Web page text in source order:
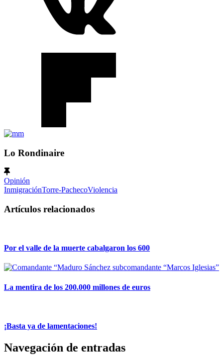
Lo Rondinaire
Opinión
InmigraciónTorre-PachecoViolencia
Artículos relacionados
Por el valle de la muerte cabalgaron los 600
La mentira de los 200.000 millones de euros
¡Basta ya de lamentaciones!
Navegación de entradas